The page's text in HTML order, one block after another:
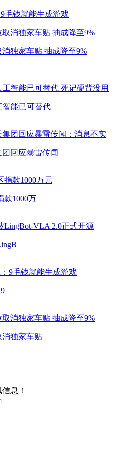
毛钱就能生成游戏
独家车贴 抽成降至9%
智能已可替代
回应暴雷传闻
款1000万
消独家车贴
息！